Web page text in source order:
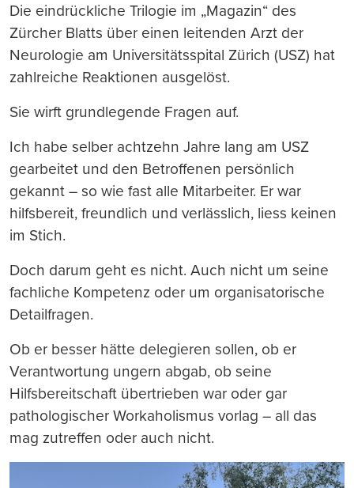
Die eindrückliche Trilogie im „Magazin“ des
Zürcher Blatts über einen leitenden Arzt der
Neurologie am Universitätsspital Zürich (USZ) hat
zahlreiche Reaktionen ausgelöst.
Sie wirft grundlegende Fragen auf.
Ich habe selber achtzehn Jahre lang am USZ
gearbeitet und den Betroffenen persönlich
gekannt – so wie fast alle Mitarbeiter. Er war
hilfsbereit, freundlich und verlässlich, liess keinen
im Stich.
Doch darum geht es nicht. Auch nicht um seine
fachliche Kompetenz oder um organisatorische
Detailfragen.
Ob er besser hätte delegieren sollen, ob er
Verantwortung ungern abgab, ob seine
Hilfsbereitschaft übertrieben war oder gar
pathologischer Workaholismus vorlag – all das
mag zutreffen oder auch nicht.